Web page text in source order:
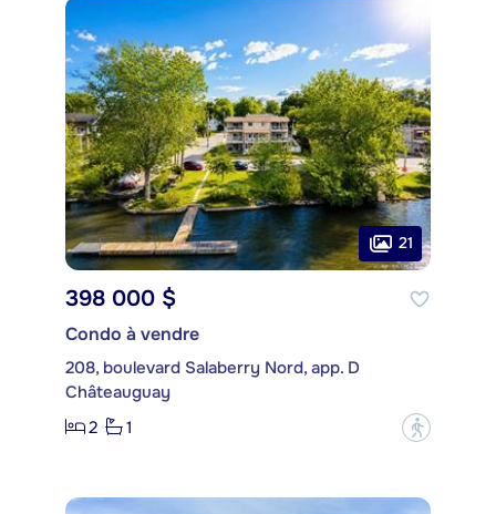
21
398 000 $
Condo à vendre
208, boulevard Salaberry Nord, app. D
Châteauguay
2
1 ?